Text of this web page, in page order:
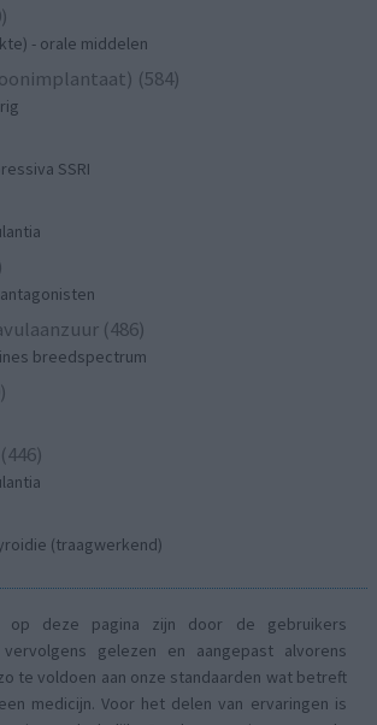
- orale middelen
(584)
SSRI
(486)
breedspectrum
(traagwerkend)
op deze pagina zijn door de gebruikers
gelezen en aangepast alvorens
te voldoen aan onze standaarden wat betreft
medicijn. Voor het delen van ervaringen is